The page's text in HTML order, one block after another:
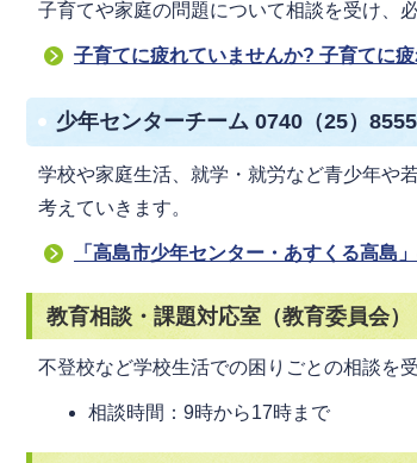
子育てや家庭の問題について相談を受け、
子育てに疲れていませんか? 子育てに
少年センターチーム 0740（25）8555
学校や家庭生活、就学・就労など青少年や
考えていきます。
「高島市少年センター・あすくる高島
教育相談・課題対応室（教育委員会
不登校など学校生活での困りごとの相談を受
相談時間：9時から17時まで​​​​​​